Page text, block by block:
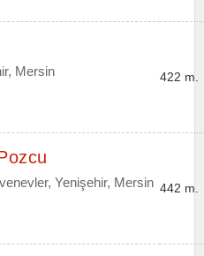
Mersin 422 m.
Yenişehir, Mersin 442 m.